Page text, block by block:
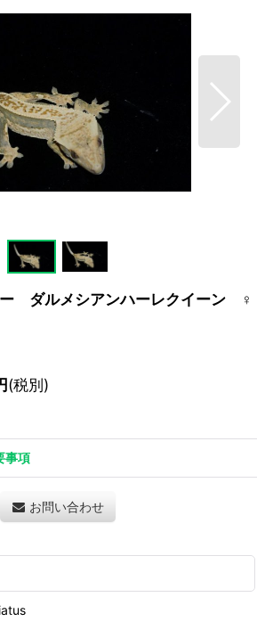
ー ダルメシアンハーレクイーン ♀
(税別)
事項
お問い合わせ